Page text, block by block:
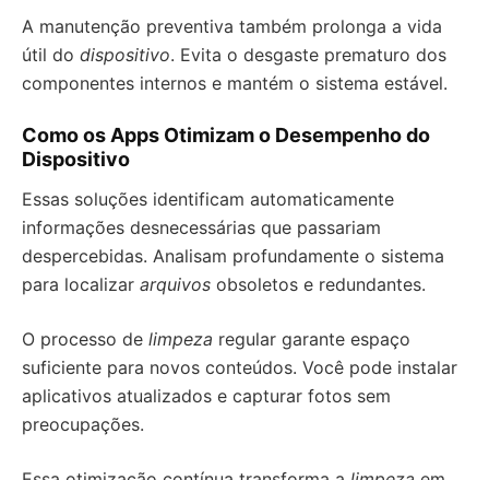
A manutenção preventiva também prolonga a vida
útil do dispositivo. Evita o desgaste prematuro dos
componentes internos e mantém o sistema estável.
Como os Apps Otimizam o Desempenho do
Dispositivo
Essas soluções identificam automaticamente
informações desnecessárias que passariam
despercebidas. Analisam profundamente o sistema
para localizar arquivos obsoletos e redundantes.
O processo de limpeza regular garante espaço
suficiente para novos conteúdos. Você pode instalar
aplicativos atualizados e capturar fotos sem
preocupações.